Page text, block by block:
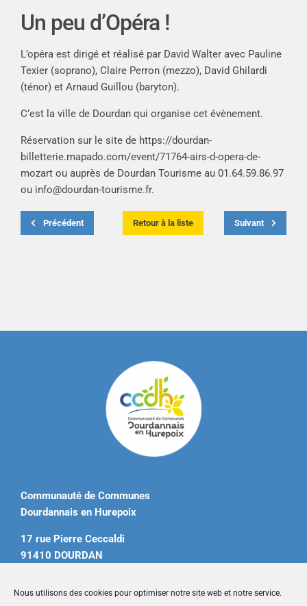
Nous utilisons des cookies pour optimiser notre site web et notre service.
Un peu d’Opéra !
L’opéra est dirigé et réalisé par David Walter avec Pauline
Texier (soprano), Claire Perron (mezzo), David Ghilardi
(ténor) et Arnaud Guillou (baryton).
C’est la ville de Dourdan qui organise cet évènement.
Réservation sur le site de https://dourdan-
billetterie.mapado.com/event/71764-airs-d-opera-de-
mozart ou auprès de Dourdan Tourisme au 01.64.59.86.97
ou info@dourdan-tourisme.fr.
Précédent Retour à la liste Suivant
Communauté de Communes
Dourdannais en Hurepoix
17 rue Pierre Ceccaldi
91410 DOURDAN
contact@ccdourdannais.com